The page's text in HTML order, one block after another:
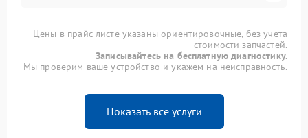
Цены в прайс-листе указаны ориентировочные, без учета
стоимости запчастей.
Записывайтесь на бесплатную диагностику.
Мы проверим ваше устройство и укажем на неисправность.
Показать все услуги